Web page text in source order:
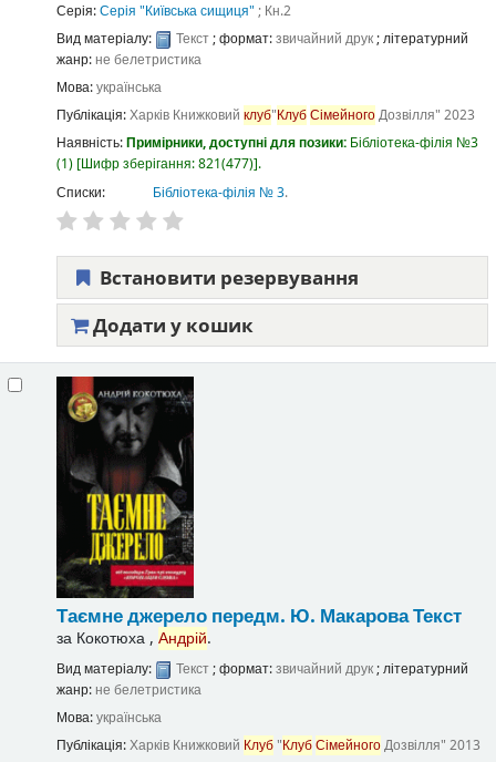
Серія:Серія "Київська сищиця" ; Кн.2
Вид матеріалу:
Текст; формат:звичайний друк; літературний
жанр:не белетристика
Мова:українська
Публікація:Харків Книжковий клуб"КлубСімейногоДозвілля" 2023
Наявність:Примірники, доступні для позики: Бібліотека-філія №3
(1) Шифр зберігання:821(477) .
Списки:
Бібліотека-філія № 3.
Встановити резервування
Додати у кошик
Таємне джерело передм. Ю. МакароваТекст
за Кокотюха , Андрій.
Вид матеріалу: Текст; формат:звичайний друк; літературний
жанр: не белетристика
Мова:українська
Публікація:Харків Книжковий Клуб"КлубСімейногоДозвілля" 2013